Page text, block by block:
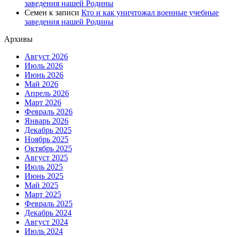
заведения нашей Родины
Семен к записи Кто и как уничтожал военные учебные
заведения нашей Родины
Архивы
Август 2026
Июль 2026
Июнь 2026
Май 2026
Апрель 2026
Март 2026
Февраль 2026
Январь 2026
Декабрь 2025
Ноябрь 2025
Октябрь 2025
Август 2025
Июль 2025
Июнь 2025
Май 2025
Март 2025
Февраль 2025
Декабрь 2024
Август 2024
Июль 2024